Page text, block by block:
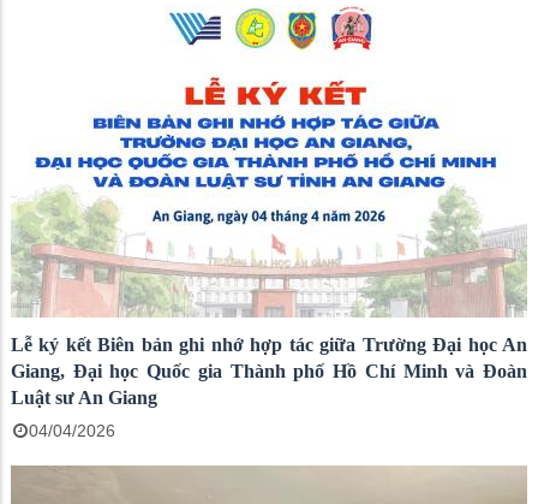
Lễ ký kết Biên bản ghi nhớ hợp tác giữa Trường Đại học An
Giang, Đại học Quốc gia Thành phố Hồ Chí Minh và Đoàn
Luật sư An Giang
04/04/2026